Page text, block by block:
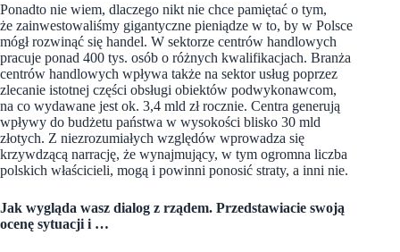
Ponadto nie wiem, dlaczego nikt nie chce pamiętać o tym,
że zainwestowaliśmy gigantyczne pieniądze w to, by w Polsce
mógł rozwinąć się handel. W sektorze centrów handlowych
pracuje ponad 400 tys. osób o różnych kwalifikacjach. Branża
centrów handlowych wpływa także na sektor usług poprzez
zlecanie istotnej części obsługi obiektów podwykonawcom,
na co wydawane jest ok. 3,4 mld zł rocznie. Centra generują
wpływy do budżetu państwa w wysokości blisko 30 mld
złotych. Z niezrozumiałych względów wprowadza się
krzywdzącą narrację, że wynajmujący, w tym ogromna liczba
polskich właścicieli, mogą i powinni ponosić straty, a inni nie.
Jak wygląda wasz dialog z rządem. Przedstawiacie swoją
ocenę sytuacji i …